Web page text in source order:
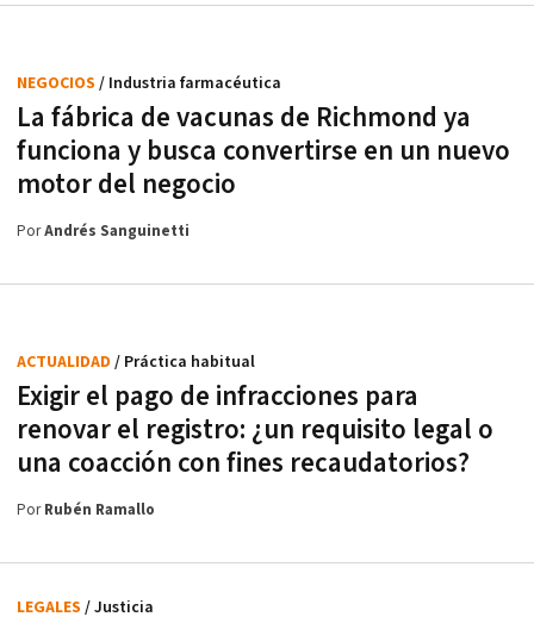
La fábrica de vacunas de Richmond ya
funciona y busca convertirse en un nuevo
motor del negocio
NEGOCIOS / Industria farmacéutica
PorAndrés Sanguinetti
Exigir el pago de infracciones para
renovar el registro: ¿un requisito legal o
una coacción con fines recaudatorios?
ACTUALIDAD / Práctica habitual
PorRubén Ramallo
LEGALES / Justicia